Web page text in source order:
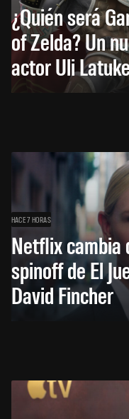
¿Quién será
of Zelda? Un
actor Uli
HACE 7 HORAS
Netflix cambia
spinoff de El
David Fincher